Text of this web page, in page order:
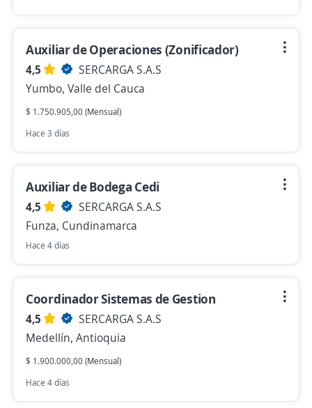
Auxiliar de Operaciones (Zonificador)
4,5
SERCARGA S.A.S
Yumbo, Valle del Cauca
$ 1.750.905,00 (Mensual)
Hace 3 días
Auxiliar de Bodega Cedi
4,5
SERCARGA S.A.S
Funza, Cundinamarca
Hace 4 días
Coordinador Sistemas de Gestion
4,5
SERCARGA S.A.S
Medellín, Antioquia
$ 1.900.000,00 (Mensual)
Hace 4 días